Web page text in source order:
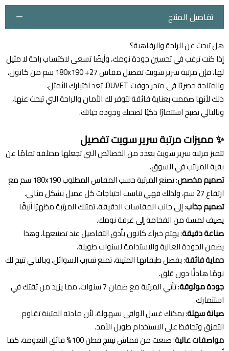
تفاصيل المنتج
هل تبحث عن الراحة والرفاهية؟
إذا كنت ترغب في تحسين جودة نومك، وأيضًا تسعى لاكتساب راحة لا مثيل
لها، فإن مرتبة سرير سويت تفصيل مقاس 180x190 +27 سم من كانون،
والمتاحة حصريًا في متجر دوفت DUVET، تعد اختيارك الأمثل.
ذلك لأنها صممت بعناية فائقة لتوفر لك الأمان والراحة التي تبحث عنها،
وبالتالي تصبح استثمارًا ذكيًا لصحتك وجودة حياتك.
✨مميزات مرتبة سرير سويت تفصيل
تتميز مرتبة سرير سويت بعدد من الخصائص التي تجعلها مختلفة تمامًا عن
بقية المراتب في السوق.
تصميم مخصص
: تصنع المرتبة حسب المقاس المطلوب 180x190 سم مع
ارتفاع 27 سم، ولذلك فهي تناسب احتياجات كل عميل بشكل مثالي.
تصميم جذاب: إلى جانب المقاسات الدقيقة، تمتلك المرتبة مظهرًا أنيقًا
يضيف لمسة من الفخامة إلى غرفة نومك.
صناعة دقيقة: يهتم خبراء كانون بأدق التفاصيل عند تصنيعها، وهذا
يضمن الجودة العالية والاستدامة لسنوات طويلة.
حماية فائقة: بفضل طبقاتها المتينة، تمنع تسرب السوائل، وبالتالي تتيح لك
نومًا هادئًا دون قلق.
جودة موثوقة
: تأتي المرتبة مع ضمان 7 سنوات، مما يزيد من ثقتك في
استثمارك.
صيانة سهلة: يمكنك غسل الواقي بسهولة، لأن مادته المتينة تقاوم
التمزق وتحافظ على الاستخدام طويل الأمد.
مواصفات عالية
: صنعت من قماش نيتنج قطن 100% فائق النعومة، كما